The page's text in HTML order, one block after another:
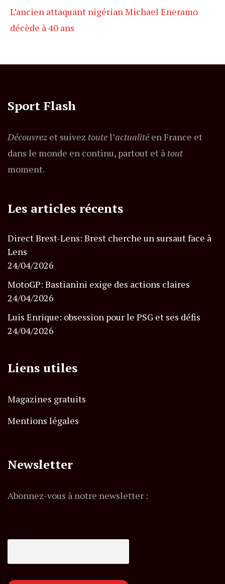
L’ancien attaquant nigérian Michael Eneramo
décède à 40 ans
Sport Flash
Découvrez et suivez toutel’actualitéen France et
dans le monde en continu, partout et à tout
moment.
Les articles récents
Direct Brest-Lens: Brest cherche un sursaut face à
Lens
24/04/2026
MotoGP: Bastianini exige des actions claires
24/04/2026
Luis Enrique: obsession pour le PSG et ses défis
24/04/2026
Liens utiles
Magazines gratuits
Mentions légales
Newsletter
Abonnez-vous à notre newsletter :